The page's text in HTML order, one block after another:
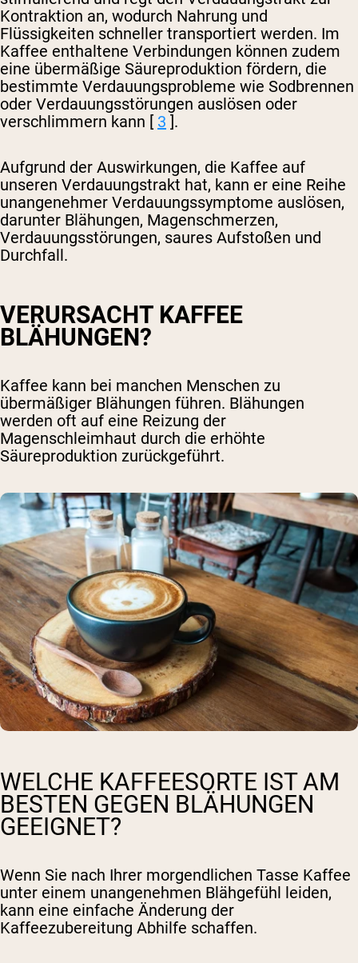
Kontraktion an, wodurch Nahrung und
Flüssigkeiten schneller transportiert werden. Im
Kaffee enthaltene Verbindungen können zudem
eine übermäßige Säureproduktion fördern, die
bestimmte Verdauungsprobleme wie Sodbrennen
oder Verdauungsstörungen auslösen oder
verschlimmern kann [ 3 ].
Aufgrund der Auswirkungen, die Kaffee auf
unseren Verdauungstrakt hat, kann er eine Reihe
unangenehmer Verdauungssymptome auslösen,
darunter Blähungen, Magenschmerzen,
Verdauungsstörungen, saures Aufstoßen und
Durchfall.
VERURSACHT KAFFEE
BLÄHUNGEN?
Kaffee kann bei manchen Menschen zu
übermäßiger Blähungen führen. Blähungen
werden oft auf eine Reizung der
Magenschleimhaut durch die erhöhte
Säureproduktion zurückgeführt.
WELCHE KAFFEESORTE IST AM
BESTEN GEGEN BLÄHUNGEN
GEEIGNET?
Wenn Sie nach Ihrer morgendlichen Tasse Kaffee
unter einem unangenehmen Blähgefühl leiden,
kann eine einfache Änderung der
Kaffeezubereitung Abhilfe schaffen.